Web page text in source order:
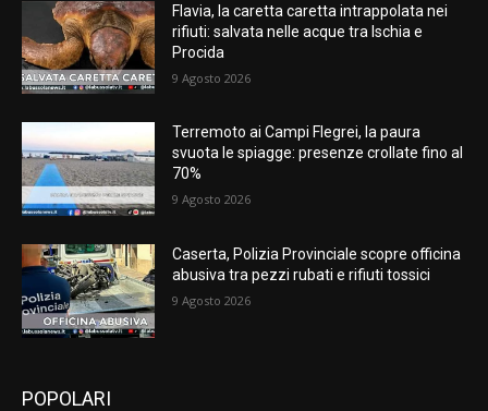
Flavia, la caretta caretta intrappolata nei
rifiuti: salvata nelle acque tra Ischia e
Procida
9 Agosto 2026
Terremoto ai Campi Flegrei, la paura
svuota le spiagge: presenze crollate fino al
70%
9 Agosto 2026
Caserta, Polizia Provinciale scopre officina
abusiva tra pezzi rubati e rifiuti tossici
9 Agosto 2026
POPOLARI